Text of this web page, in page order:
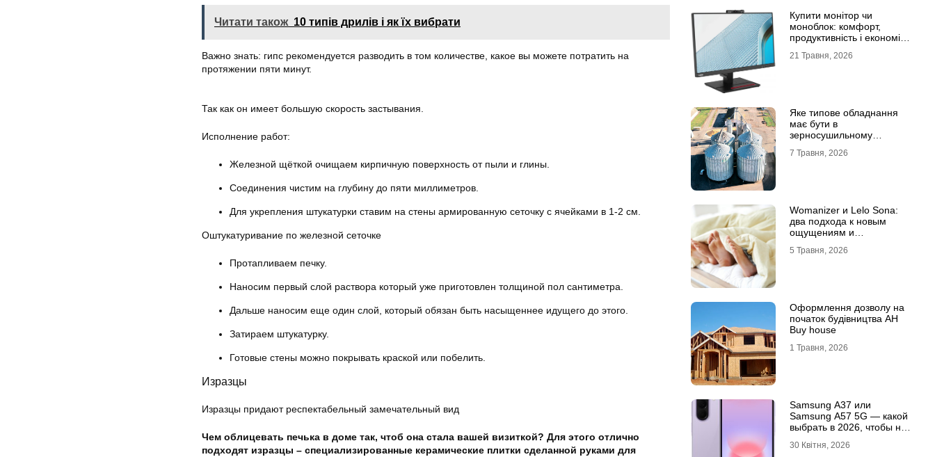
Читати також 10 типів дрилів і як їх вибрати
Важно знать: гипс рекомендуется разводить в том количестве, какое вы можете потратить на
протяжении пяти минут.
Так как он имеет большую скорость застывания.
Исполнение работ:
Железной щёткой очищаем кирпичную поверхность от пыли и глины.
Соединения чистим на глубину до пяти миллиметров.
Для укрепления штукатурки ставим на стены армированную сеточку с ячейками в 1-2 см.
Оштукатуривание по железной сеточке
Протапливаем печку.
Наносим первый слой раствора который уже приготовлен толщиной пол сантиметра.
Дальше наносим еще один слой, который обязан быть насыщеннее идущего до этого.
Затираем штукатурку.
Готовые стены можно покрывать краской или побелить.
Изразцы
Изразцы придают респектабельный замечательный вид
Чем облицевать печька в доме так, чтоб она стала вашей визиткой? Для этого отлично
подходят изразцы – специализированные керамические плитки сделанной руками для
Купити монітор чи
моноблок: комфорт,
продуктивність і економія
21 Травня, 2026
Яке типове обладнання
має бути в
зерносушильному
7 Травня, 2026
Womanizer и Lelo Sona:
два подхода к новым
ощущениям и
5 Травня, 2026
Оформлення дозволу на
початок будівництва АН
Buy house
1 Травня, 2026
Samsung A37 или
Samsung A57 5G — какой
выбрать в 2026, чтобы не
30 Квітня, 2026